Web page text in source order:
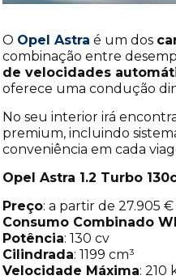
O Opel Astra é um dos
combinação entre
de velocidades
oferece uma condução
No seu interior irá
premium, incluindo
conveniência em cada
Opel Astra 1.2 Turbo
Preço: a partir de 27.905 €
Consumo Combinado
Potência: 130 cv
Cilindrada: 1199 cm³
Velocidade Máxima: 210